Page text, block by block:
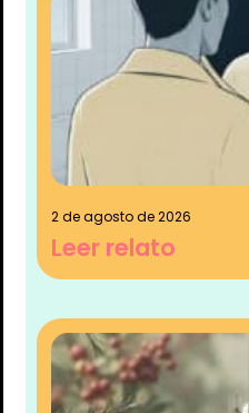
2 de agosto de 2026
Leer relato